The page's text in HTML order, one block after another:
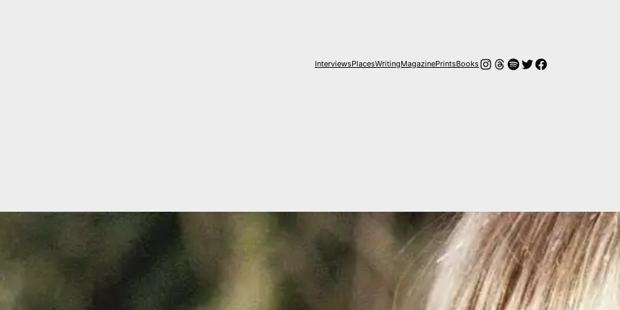
InterviewsPlacesWritingMagazinePrintsBooksInstagram
Hilos
Spotify
Twitter
Facebook